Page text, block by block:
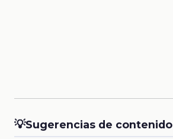
💡Sugerencias de contenido